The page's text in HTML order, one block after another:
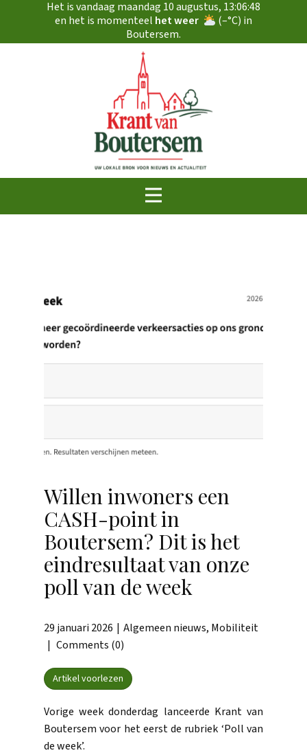
Het is vandaag maandag 10 augustus, 13:06:49
en het is momenteel het weer (–°C) in
Boutersem.
Willen inwoners een
CASH-point in
Boutersem? Dit is het
eindresultaat van onze
poll van de week
29 januari 2026 Algemeen nieuws, Mobiliteit
Comments (0)
Artikel voorlezen
Vorige week donderdag lanceerde Krant van
Boutersem voor het eerst de rubriek ‘Poll van
de week’.